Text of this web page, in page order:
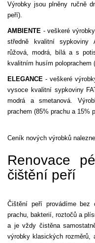
Výrobky jsou plněny ručně
peří).
AMBIENTE - veškeré
středně kvalitní sypkoviny
růžová, modrá, bílá a s
kvalitním husím poloprachem
ELEGANCE - veškeré
vysoce kvalitní sypkoviny
modrá a smetanová.
prachem (85% prachu a 15%
Ceník nových výrobků
Renovace
čištění peří
Čištění peří provádíme bez
prachu, bakterií, roztočů a
a je vždy čistěna
výrobky klasických rozměrů,